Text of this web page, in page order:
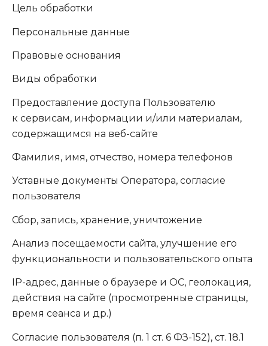
Цель обработки
Персональные данные
Правовые основания
Виды обработки
Предоставление доступа Пользователю
к сервисам, информации и/или материалам,
содержащимся на веб-сайте
Фамилия, имя, отчество, номера телефонов
Уставные документы Оператора, согласие
пользователя
Сбор, запись, хранение, уничтожение
Анализ посещаемости сайта, улучшение его
функциональности и пользовательского опыта
IP-адрес, данные о браузере и ОС, геолокация,
действия на сайте (просмотренные страницы,
время сеанса и др.)
Согласие пользователя (п. 1 ст. 6 ФЗ-152), ст. 18.1